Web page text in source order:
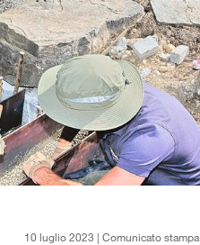
10 luglio 2023 | Comunicato stampa